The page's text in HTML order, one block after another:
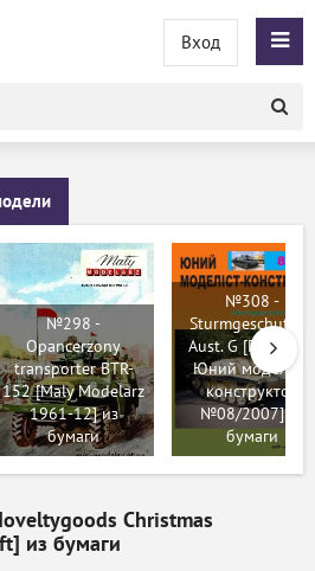
Вход
№298 -
Opancerzony
transporter BTR-
152 [Maly Modelarz
1961-12] из
бумаги
№308 -
Sturmgeschutz III
Aust. G
Юний моделіст-
конструктор
№08/2007] из
бумаги
Christmas
из бумаги